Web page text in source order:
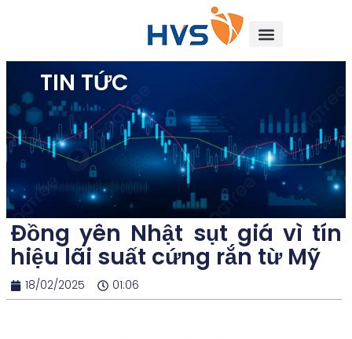
TIN TỨC
Đồng yên Nhật sụt giá vì tín
hiệu lãi suất cứng rắn từ Mỹ
18/02/2025 01:06